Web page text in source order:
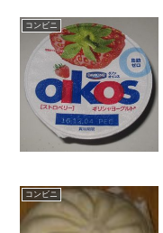
コンビニ
コンビニ